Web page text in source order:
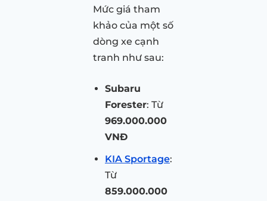
Mức giá tham
khảo của một số
dòng xe cạnh
tranh như sau:
Subaru
Forester: Từ
969.000.000
VNĐ
KIA Sportage:
Từ
859.000.000